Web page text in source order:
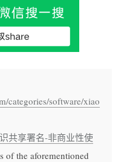
categories/software/xiao
共享署名-非商业性使
the aforementioned